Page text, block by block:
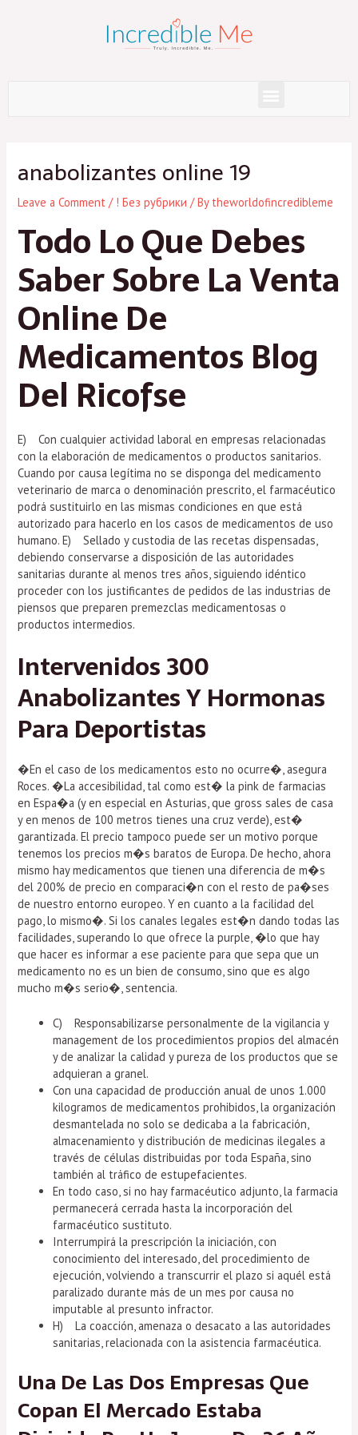
Menu
ana­bo­lizan­tes onli­ne 19
Leave a Comment / ! Без рубрики / By theworldofincredibleme
Todo Lo Que Debes
Saber Sobre La Venta
Online De
Medicamentos Blog
Del Ricofse
E) Con cualquier actividad laboral en empresas relacionadas
con la elaboración de medicamentos o productos sanitarios.
Cuando por causa legítima no se disponga del medicamento
veterinario de marca o denominación prescrito, el farmacéutico
podrá sustituirlo en las mismas condiciones en que está
autorizado para hacerlo en los casos de medicamentos de uso
humano. E) Sellado y custodia de las recetas dispensadas,
debiendo conservarse a disposición de las autoridades
sanitarias durante al menos tres años, siguiendo idéntico
proceder con los justificantes de pedidos de las industrias de
piensos que preparen premezclas medicamentosas o
productos intermedios.
Intervenidos 300
Anabolizantes Y Hormonas
Para Deportistas
�En el caso de los medicamentos esto no ocurre�, asegura
Roces. �La accesibilidad, tal como est� la pink de farmacias
en Espa�a (y en especial en Asturias, que gross sales de casa
y en menos de 100 metros tienes una cruz verde), est�
garantizada. El precio tampoco puede ser un motivo porque
tenemos los precios m�s baratos de Europa. De hecho, ahora
mismo hay medicamentos que tienen una diferencia de m�s
del 200% de precio en comparaci�n con el resto de pa�ses
de nuestro entorno europeo. Y en cuanto a la facilidad del
pago, lo mismo�. Si los canales legales est�n dando todas las
facilidades, superando lo que ofrece la purple, �lo que hay
que hacer es informar a ese paciente para que sepa que un
medicamento no es un bien de consumo, sino que es algo
mucho m�s serio�, sentencia.
C) Responsabilizarse personalmente de la vigilancia y
management de los procedimientos propios del almacén
y de analizar la calidad y pureza de los productos que se
adquieran a granel.
Con una capacidad de producción anual de unos 1.000
kilogramos de medicamentos prohibidos, la organización
desmantelada no solo se dedicaba a la fabricación,
almacenamiento y distribución de medicinas ilegales a
través de células distribuidas por toda España, sino
también al tráfico de estupefacientes.
En todo caso, si no hay farmacéutico adjunto, la farmacia
permanecerá cerrada hasta la incorporación del
farmacéutico sustituto.
Interrumpirá la prescripción la iniciación, con
conocimiento del interesado, del procedimiento de
ejecución, volviendo a transcurrir el plazo si aquél está
paralizado durante más de un mes por causa no
imputable al presunto infractor.
H) La coacción, amenaza o desacato a las autoridades
sanitarias, relacionada con la asistencia farmacéutica.
Una De Las Dos Empresas Que
Copan El Mercado Estaba